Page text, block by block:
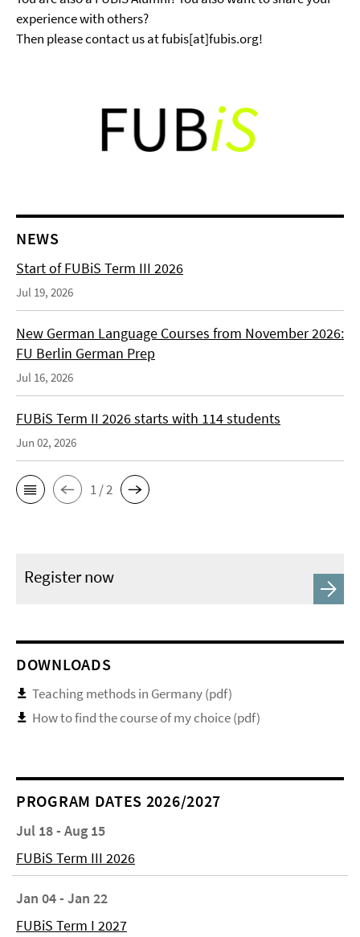
experience with others?
Then please contact us at fubis[at]fubis.org!
NEWS
Start of FUBiS Term III 2026
Jul 19, 2026
New German Language Courses from November 2026:
FU Berlin German Prep
Jul 16, 2026
FUBiS Term II 2026 starts with 114 students
Jun 02, 2026
1 / 2
Register now
DOWNLOADS
Teaching methods in Germany (pdf)
How to find the course of my choice (pdf)
PROGRAM DATES 2026/2027
Jul 18 - Aug 15
FUBiS Term III 2026
Jan 04 - Jan 22
FUBiS Term I 2027